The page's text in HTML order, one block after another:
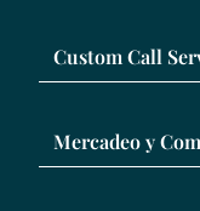
Custom Call
Mercadeo y